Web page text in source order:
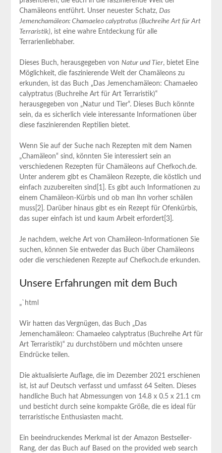
Chamäleons entführt. Unser neuester Schatz, Das
Jemenchamäleon: Chamaeleo calyptratus (Buchreihe Art für Art
Terraristik), ist eine wahre Entdeckung für alle
Terrarienliebhaber.
Dieses Buch, herausgegeben von Natur und Tier, bietet Eine
Möglichkeit, die faszinierende Welt der Chamäleons zu
erkunden, ist das Buch „Das Jemenchamäleon: Chamaeleo
calyptratus (Buchreihe Art für Art Terraristik)“
herausgegeben von „Natur und Tier“. Dieses Buch könnte
sein, da es sicherlich viele interessante Informationen über
diese faszinierenden Reptilien bietet.
Wenn Sie auf der Suche nach Rezepten mit dem Namen
„Chamäleon“ sind, könnten Sie interessiert sein an
verschiedenen Rezepten für Chamäleons auf Chefkoch.de.
Unter anderem gibt es Chamäleon Rezepte, die köstlich und
einfach zuzubereiten sind[1]. Es gibt auch Informationen zu
einem Chamäleon-Kürbis und ob man ihn vorher schälen
muss[2]. Darüber hinaus gibt es ein Rezept für Ofenkürbis,
das super einfach ist und kaum Arbeit erfordert[3].
Je nachdem, welche Art von Chamäleon-Informationen Sie
suchen, können Sie entweder das Buch über Chamäleons
oder die verschiedenen Rezepte auf Chefkoch.de erkunden.
Unsere Erfahrungen mit dem Buch
„`html
Wir hatten das Vergnügen, das Buch „Das
Jemenchamäleon: Chamaeleo calyptratus (Buchreihe Art für
Art Terraristik)“ zu durchstöbern und möchten unsere
Eindrücke teilen.
Die aktualisierte Auflage, die im Dezember 2021 erschienen
ist, ist auf Deutsch verfasst und umfasst 64 Seiten. Dieses
handliche Buch hat Abmessungen von 14.8 x 0.5 x 21.1 cm
und besticht durch seine kompakte Größe, die es ideal für
terraristische Enthusiasten macht.
Ein beeindruckendes Merkmal ist der Amazon Bestseller-
Rang, der das Buch auf Based on the provided web search